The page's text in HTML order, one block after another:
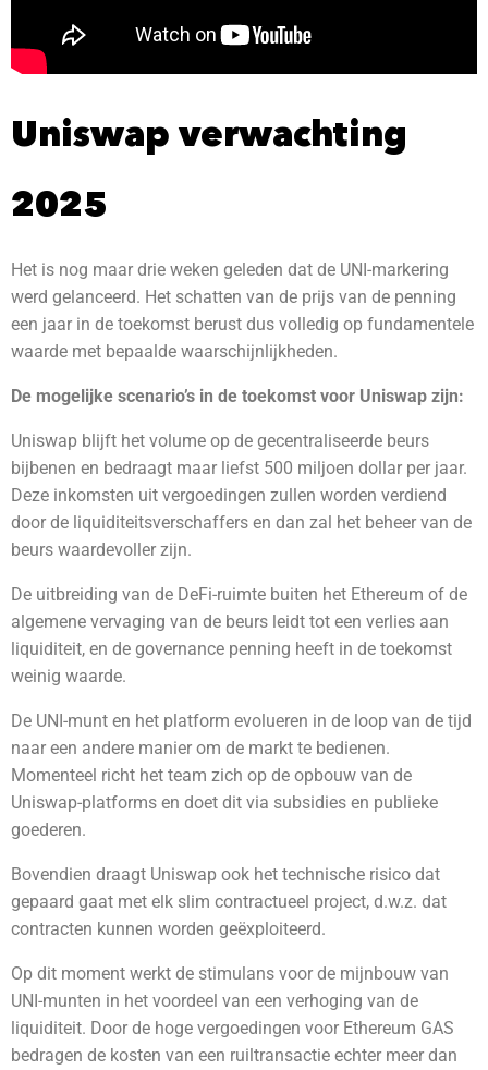
Uniswap verwachting
2025
Het is nog maar drie weken geleden dat de UNI-markering
werd gelanceerd. Het schatten van de prijs van de penning
een jaar in de toekomst berust dus volledig op fundamentele
waarde met bepaalde waarschijnlijkheden.
De mogelijke scenario’s in de toekomst voor Uniswap zijn:
Uniswap blijft het volume op de gecentraliseerde beurs
bijbenen en bedraagt maar liefst 500 miljoen dollar per jaar.
Deze inkomsten uit vergoedingen zullen worden verdiend
door de liquiditeitsverschaffers en dan zal het beheer van de
beurs waardevoller zijn.
De uitbreiding van de DeFi-ruimte buiten het Ethereum of de
algemene vervaging van de beurs leidt tot een verlies aan
liquiditeit, en de governance penning heeft in de toekomst
weinig waarde.
De UNI-munt en het platform evolueren in de loop van de tijd
naar een andere manier om de markt te bedienen.
Momenteel richt het team zich op de opbouw van de
Uniswap-platforms en doet dit via subsidies en publieke
goederen.
Bovendien draagt Uniswap ook het technische risico dat
gepaard gaat met elk slim contractueel project, d.w.z. dat
contracten kunnen worden geëxploiteerd.
Op dit moment werkt de stimulans voor de mijnbouw van
UNI-munten in het voordeel van een verhoging van de
liquiditeit. Door de hoge vergoedingen voor Ethereum GAS
bedragen de kosten van een ruiltransactie echter meer dan